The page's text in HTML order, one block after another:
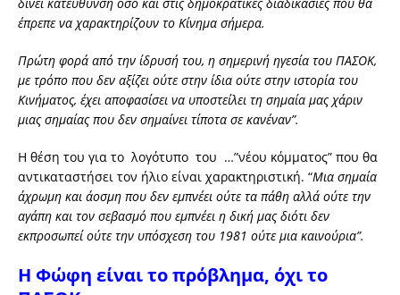
έπρεπε να χαρακτηρίζουν το Κίνημα σήμερα.
Πρώτη φορά από την ίδρυσή του, η σημερινή ηγεσία του ΠΑΣΟΚ,
με τρόπο που δεν αξίζει ούτε στην ίδια ούτε στην ιστορία του
Κινήματος, έχει αποφασίσει να υποστείλει τη σημαία μας χάριν
μιας σημαίας που δεν σημαίνει τίποτα σε κανέναν”.
Η θέση του για το λογότυπο του …”νέου κόμματος” που θα
αντικαταστήσει τον ήλιο είναι χαρακτηριστική. “Μια σημαία
άχρωμη και άοσμη που δεν εμπνέει ούτε τα πάθη αλλά ούτε την
αγάπη και τον σεβασμό που εμπνέει η δική μας διότι δεν
εκπροσωπεί ούτε την υπόσχεση του 1981 ούτε μια καινούρια”.
Η Φώφη είναι το πρόβλημα, όχι το